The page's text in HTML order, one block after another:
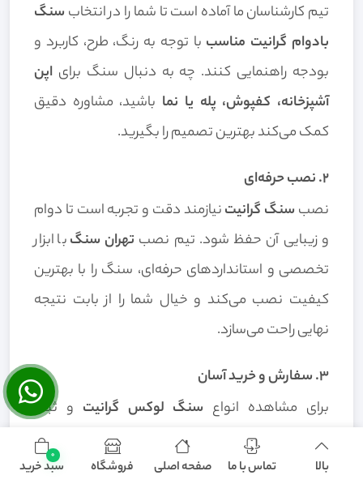
بالا تماس با ما صفحه اصلی فروشگاه
0
سبد خرید
تیم کارشناسان ما آماده است تا شما را در انتخاب سنگ
بادوام گرانیت مناسب با توجه به رنگ، طرح، کاربرد و
بودجه راهنمایی کنند. چه به دنبال سنگ برای اپن
آشپزخانه، کفپوش، پله یا نما باشید، مشاوره دقیق
کمک می‌کند بهترین تصمیم را بگیرید.
۲. نصب حرفه‌ای
نصب سنگ گرانیتنیازمند دقت و تجربه است تا دوام
و زیبایی آن حفظ شود. تیم نصب تهران سنگبا ابزار
تخصصی و استانداردهای حرفه‌ای، سنگ را با بهترین
کیفیت نصب می‌کند و خیال شما را از بابت نتیجه
نهایی راحت می‌سازد.
۳. سفارش و خرید آسان
برای مشاهده انواع سنگ لوکس گرانیت و ثبت
سفارش می‌توانید به صفحات محصول ما مراجعه
کنید: